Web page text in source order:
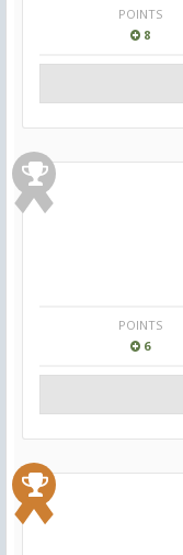
POINTS
8
POINTS
6